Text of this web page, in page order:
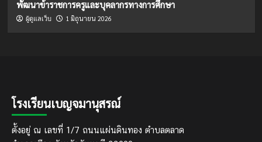
พัฒนาข้าราชการครูและบุคลากรทางการศึกษา
ผู้ดูแลเว็บ 1 มิถุนายน 2026
โรงเรียนเบญจมานุสรณ์
ตั้งอยู่ ณ เลขที่ 1/7 ถนนแผ่นดินทอง ตำบลตลาด